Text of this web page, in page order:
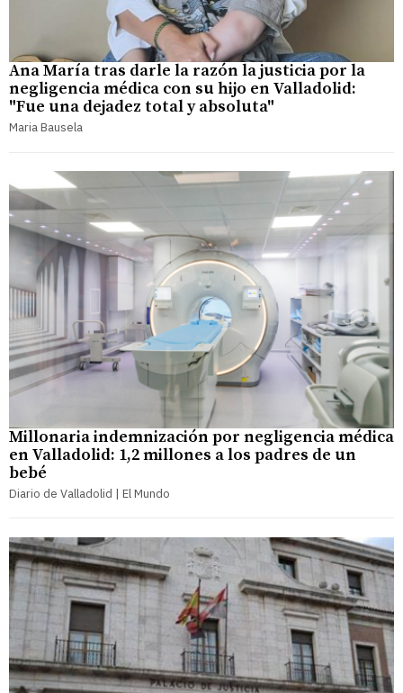
Ana María tras darle la razón la justicia por la
negligencia médica con su hijo en Valladolid:
"Fue una dejadez total y absoluta"
Maria Bausela
Millonaria indemnización por negligencia médica
en Valladolid: 1,2 millones a los padres de un
bebé
Diario de Valladolid | El Mundo